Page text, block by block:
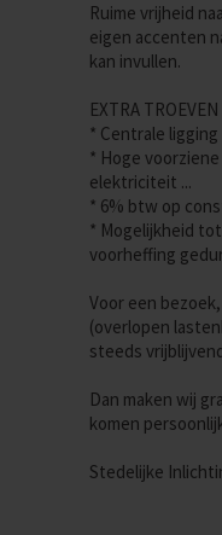
Ruime vrijheid
eigen accenten
kan invullen.
EXTRA TROEVEN
* Centrale ligging
* Hoge
elektriciteit ...
* 6% btw op
* Mogelijkheid
voorheffing
Voor een
(overlopen
steeds
Dan maken wij
komen
Stedelijke